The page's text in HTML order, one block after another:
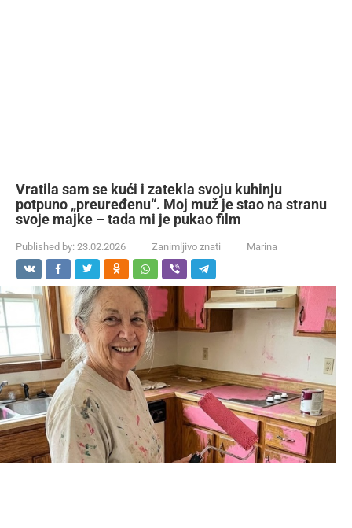
Vratila sam se kući i zatekla svoju kuhinju
potpuno „preuređenu“. Moj muž je stao na stranu
svoje majke – tada mi je pukao film
Published by: 23.02.2026 Zanimljivo znati Marina